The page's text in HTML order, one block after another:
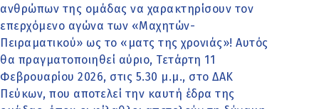
ανθρώπων της ομάδας να χαρακτηρίσουν τον
επερχόμενο αγώνα των «Μαχητών-
Πειραματικού» ως το «ματς της χρονιάς»! Αυτός
θα πραγματοποιηθεί αύριο, Τετάρτη 11
Φεβρουαρίου 2026, στις 5.30 μ.μ., στο ΔΑΚ
Πεύκων, που αποτελεί την καυτή έδρα της